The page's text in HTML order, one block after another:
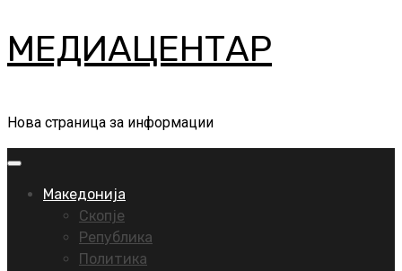
МЕДИАЦЕНТАР
Нова страница за информации
Primary
Македонија
Скопје
Република
Политика